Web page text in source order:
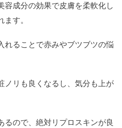
容成分の効果で皮膚を柔軟化し
す。
れることで赤みやブツブツの悩
ノリも良くなるし、気分も上が
るので、絶対リプロスキンが良